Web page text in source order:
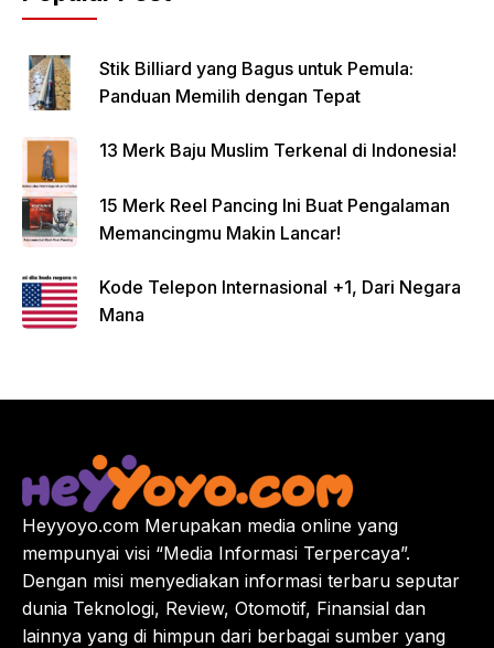
Stik Billiard yang Bagus untuk Pemula:
Panduan Memilih dengan Tepat
13 Merk Baju Muslim Terkenal di Indonesia!
15 Merk Reel Pancing Ini Buat Pengalaman
Memancingmu Makin Lancar!
Kode Telepon Internasional +1, Dari Negara
Mana
Heyyoyo.com Merupakan media online yang
mempunyai visi “Media Informasi Terpercaya”.
Dengan misi menyediakan informasi terbaru seputar
dunia Teknologi, Review, Otomotif, Finansial dan
lainnya yang di himpun dari berbagai sumber yang